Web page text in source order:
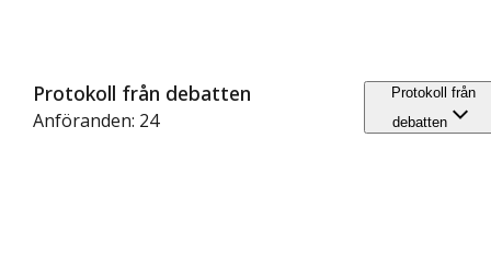
Protokoll från debatten
Anföranden: 24
Protokoll från
debatten